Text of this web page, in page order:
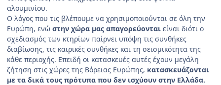
αλουμινίου.
Ο λόγος που τις βλέπουμε να χρησιμοποιούνται σε όλη την
Ευρώπη, ενώ στην χώρα μας απαγορεύονται είναι διότι ο
σχεδιασμός των κτηρίων παίρνει υπόψη τις συνθήκες
διαβίωσης, τις καιρικές συνθήκες και τη σεισμικότητα της
κάθε περιοχής. Επειδή οι κατασκευές αυτές έχουν μεγάλη
ζήτηση στις χώρες της Βόρειας Ευρώπης, κατασκευάζονται
με τα δικά τους πρότυπα που δεν ισχύουν στην Ελλάδα.